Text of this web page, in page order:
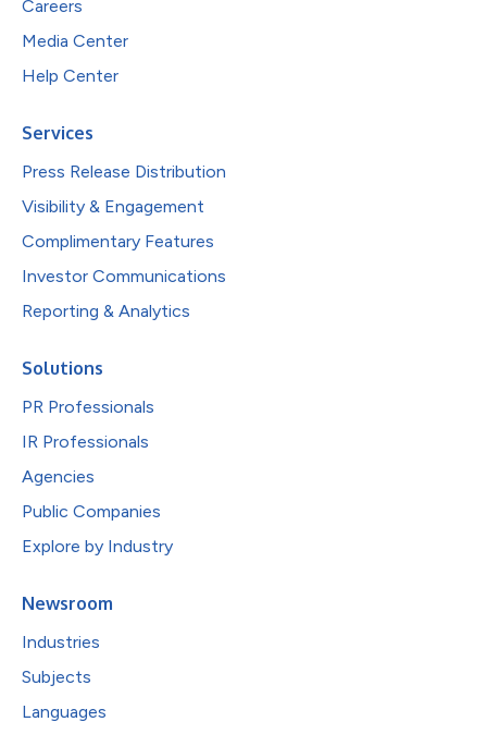
Careers
Media Center
Help Center
Services
Press Release Distribution
Visibility & Engagement
Complimentary Features
Investor Communications
Reporting & Analytics
Solutions
PR Professionals
IR Professionals
Agencies
Public Companies
Explore by Industry
Newsroom
Industries
Subjects
Languages